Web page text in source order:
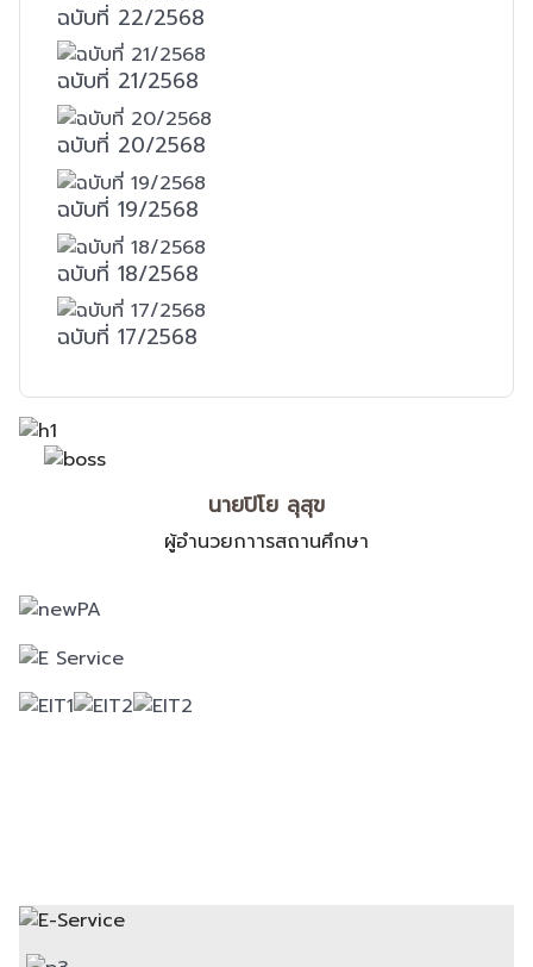
ฉบับที่ 22/2568
ฉบับที่ 21/2568
ฉบับที่ 20/2568
ฉบับที่ 19/2568
ฉบับที่ 18/2568
ฉบับที่ 17/2568
นายปิโย ลุสุข
ผู้อำนวยกาารสถานศึกษา